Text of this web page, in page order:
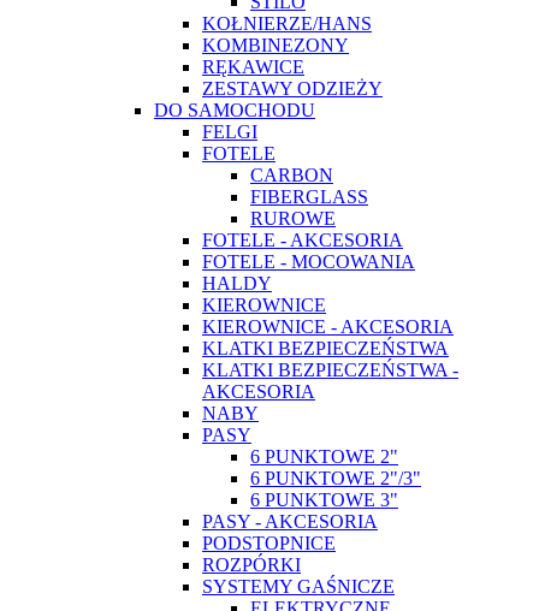
KOŁNIERZE/HANS
KOMBINEZONY
RĘKAWICE
ZESTAWY ODZIEŻY
DO SAMOCHODU
FELGI
FOTELE
CARBON
FIBERGLASS
RUROWE
FOTELE - AKCESORIA
FOTELE - MOCOWANIA
HALDY
KIEROWNICE
KIEROWNICE - AKCESORIA
KLATKI BEZPIECZEŃSTWA
KLATKI BEZPIECZEŃSTWA -
AKCESORIA
NABY
PASY
6 PUNKTOWE 2"
6 PUNKTOWE 2"/3"
6 PUNKTOWE 3"
PASY - AKCESORIA
PODSTOPNICE
ROZPÓRKI
SYSTEMY GAŚNICZE